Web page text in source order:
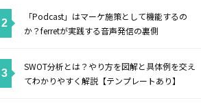
「Podcast」はマーケ施策として機能するの
か？ferretが実践する音声発信の裏側
SWOT分析とは？やり方を図解と具体例を交え
てわかりやすく解説【テンプレートあり】